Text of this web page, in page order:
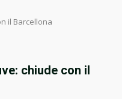
il Barcellona
chiude con il